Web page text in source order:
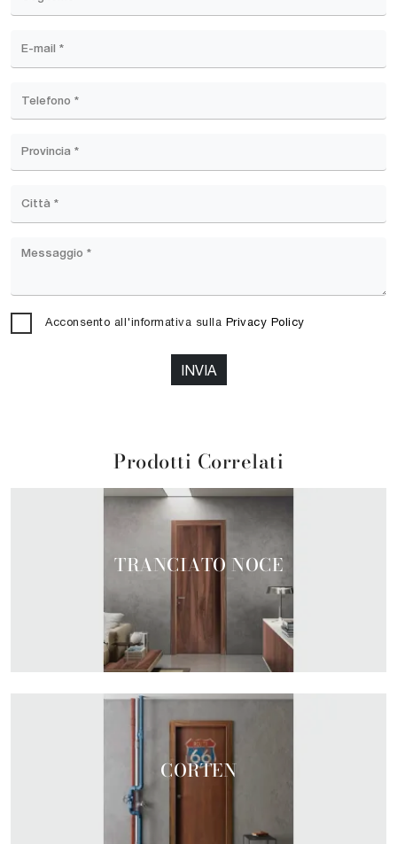
Prodotti Correlati
TRANCIATO NOCE
CORTEN
Acconsento all'informativa sulla Privacy Policy
INVIA